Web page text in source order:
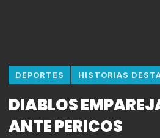
DEPORTES HISTORIAS
DIABLOS
ANTE PERICOS